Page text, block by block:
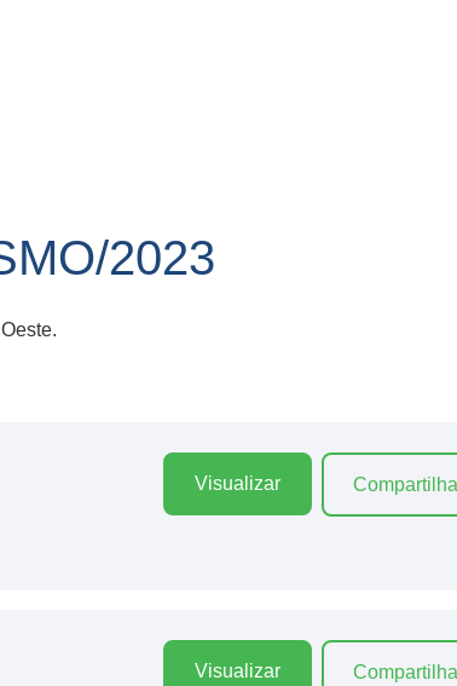
2023
Visualizar
Visualizar